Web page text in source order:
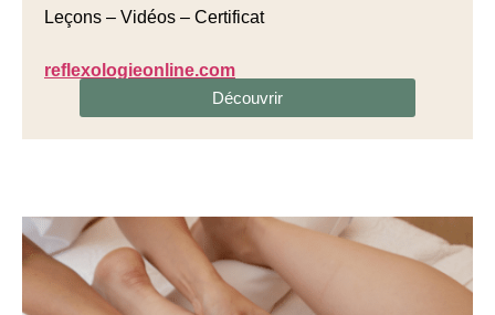
Leçons – Vidéos – Certificat
reflexologieonline.com
Découvrir